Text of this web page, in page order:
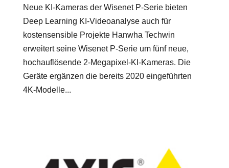
Neue KI-Kameras der Wisenet P-Serie bieten
Deep Learning KI-Videoanalyse auch für
kostensensible Projekte Hanwha Techwin
erweitert seine Wisenet P-Serie um fünf neue,
hochauflösende 2-Megapixel-KI-Kameras. Die
Geräte ergänzen die bereits 2020 eingeführten
4K-Modelle...